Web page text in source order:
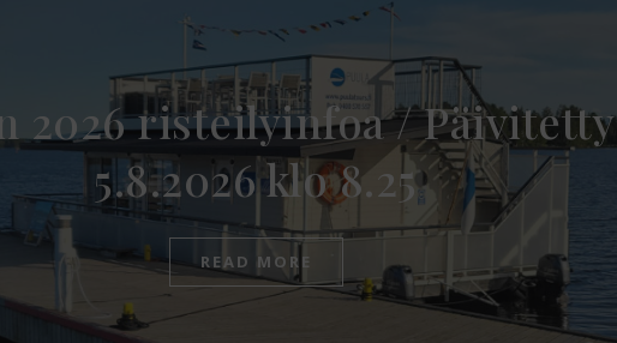
2026 risteilyinfoa / Päivitetty
5.8.2026 klo 8.25
READ MORE